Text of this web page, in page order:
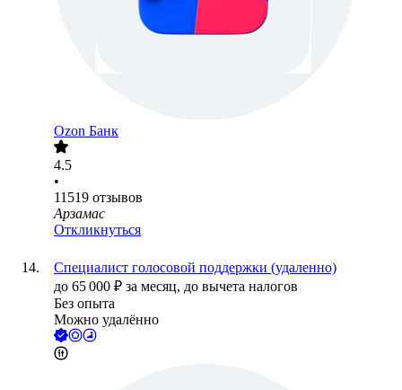
Ozon Банк
4.5
•
11519 отзывов
Арзамас
Откликнуться
Специалист голосовой поддержки (удаленно)
до 65 000 ₽ за месяц, до вычета налогов
Без опыта
Можно удалённо